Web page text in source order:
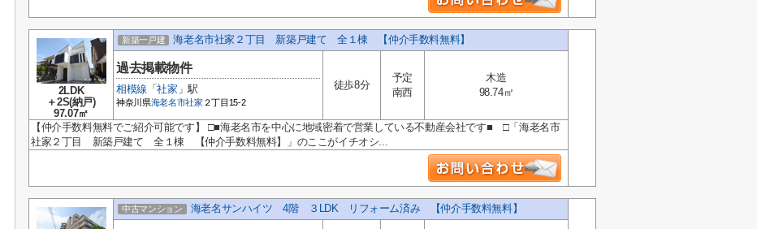
2LDK
＋2S(納戸)
97.07㎡
新築一戸建 海老名市社家２丁目 新築戸建て 全１棟 【仲介手数料無料】
過去掲載物件
相模線 「社家 」駅
神奈川県海老名市社家 ２丁目15-2
徒歩8分
予定
南西
木造
98.74㎡
【仲介手数料無料でご紹介可能です】 □■海老名市を中心に地域密着で営業している不動産会社です■ □「海老名市
社家２丁目 新築戸建て 全１棟 【仲介手数料無料】」のここがイチオシ...
中古マンション 海老名サンハイツ 4階 ３LDK リフォーム済み 【仲介手数料無料】